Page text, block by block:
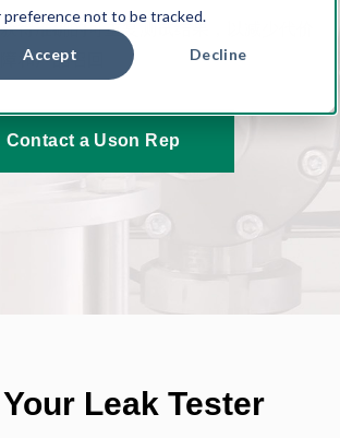
preference not to be tracked.
Accept Decline
得准确的可重复测试结果，以减少代价
和产品召回
Contact a Uson Rep
Leak Tester